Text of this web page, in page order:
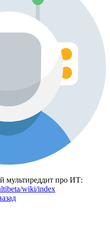
мультиреддит про ИТ:
wiki/index